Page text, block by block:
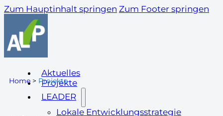
Zum Hauptinhalt springen Zum Footer springen
Aktuelles
Projekte
LEADER
Lokale Entwicklungsstrategie
Home > Projekte